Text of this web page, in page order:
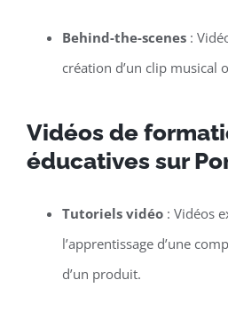
Behind-the-scenes:
création d’un clip musical
Vidéos de
éducatives sur
Tutoriels vidéo: Vidéos
l’apprentissage d’une
d’un produit.